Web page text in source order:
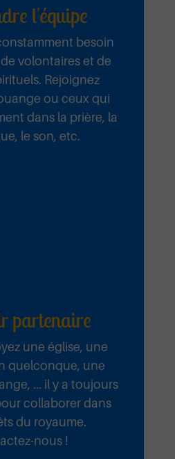
l'équipe
besoin
volontaires et de
Rejoignez
ou ceux qui
dans la prière, la
le son, etc.
partenaire
une église, une
quelconque, une
... il y a toujours
collaborer dans
du royaume.
nous !